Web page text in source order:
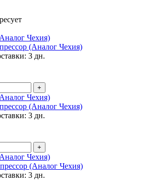
(Аналог Чехия)
3 дн.
+
(Аналог Чехия)
3 дн.
+
(Аналог Чехия)
3 дн.